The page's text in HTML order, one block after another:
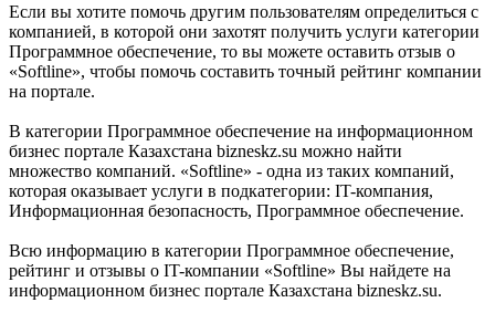
Если вы хотите помочь другим пользователям определиться с
компанией, в которой они захотят получить услуги категории
Программное обеспечение, то вы можете оставить отзыв о
«Softline», чтобы помочь составить точный рейтинг компании
на портале.
В категории Программное обеспечение на информационном
бизнес портале Казахстана bizneskz.su можно найти
множество компаний. «Softline» - одна из таких компаний,
которая оказывает услуги в подкатегории: IT-компания,
Информационная безопасность, Программное обеспечение.
Всю информацию в категории Программное обеспечение,
рейтинг и отзывы о IT-компании «Softline» Вы найдете на
информационном бизнес портале Казахстана bizneskz.su.